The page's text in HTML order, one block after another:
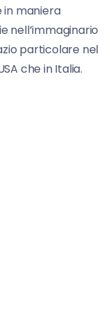
maniera
nell’immaginario
particolare nel
che in Italia.